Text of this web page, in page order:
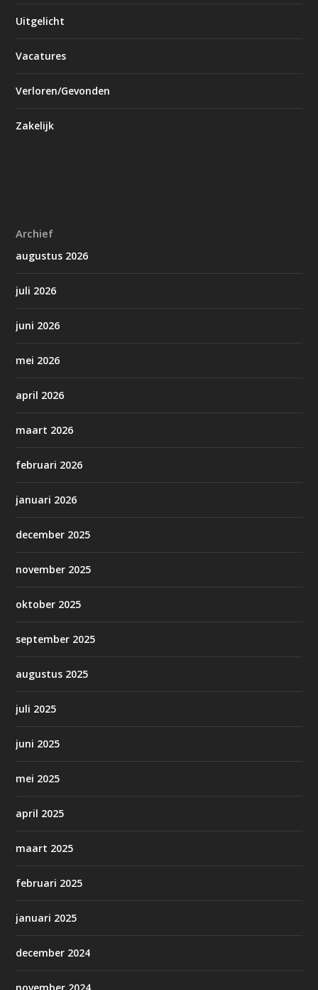
Uitgelicht
Vacatures
Verloren/Gevonden
Zakelijk
Archief
augustus 2026
juli 2026
juni 2026
mei 2026
april 2026
maart 2026
februari 2026
januari 2026
december 2025
november 2025
oktober 2025
september 2025
augustus 2025
juli 2025
juni 2025
mei 2025
april 2025
maart 2025
februari 2025
januari 2025
december 2024